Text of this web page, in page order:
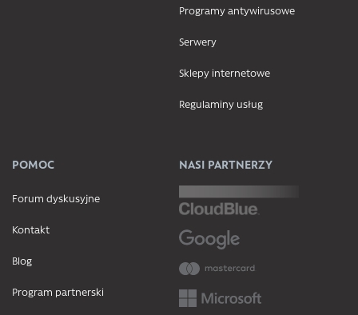
Programy antywirusowe
Serwery
Sklepy internetowe
Regulaminy usług
POMOC
Forum dyskusyjne
Kontakt
Blog
Program partnerski
NASI PARTNERZY